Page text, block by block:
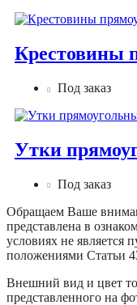
Крестовины
Под заказ
Утки
Под заказ
Обращаем Ваше
представлена в
условиях не является
положениями Статьи
Внешний вид и цвет
представленного на